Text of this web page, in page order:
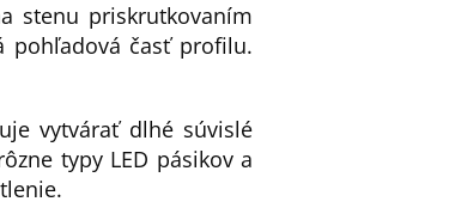
stenu priskrutkovaním
pohľadová časť profilu.
vytvárať dlhé súvislé
typy LED pásikov a